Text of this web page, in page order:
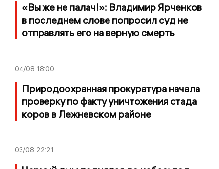
«Вы же не палач!»: Владимир Ярченков
в последнем слове попросил суд не
отправлять его на верную смерть
04/08 18:00
Природоохранная прокуратура начала
проверку по факту уничтожения стада
коров в Лежневском районе
03/08 22:21